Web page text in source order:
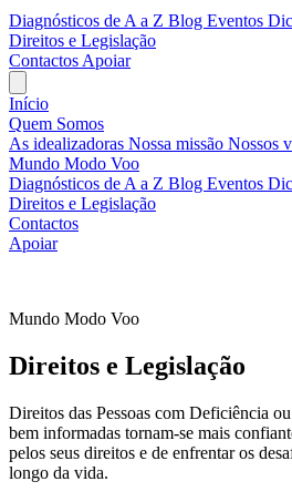
Diagnósticos de A a Z Blog Eventos
Direitos e Legislação
Contactos Apoiar
Início
Quem Somos
As idealizadoras Nossa missão Nossos
Mundo Modo Voo
Diagnósticos de A a Z Blog Eventos
Direitos e Legislação
Contactos
Apoiar
Mundo Modo Voo
Direitos e Legislação
Direitos das Pessoas com Deficiência
bem informadas tornam-se mais
pelos seus direitos e de enfrentar os
longo da vida.